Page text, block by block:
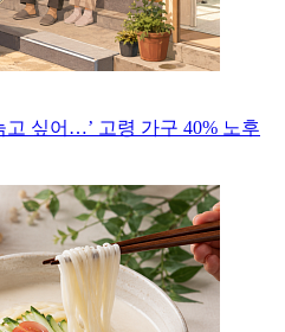
고 싶어…’ 고령 가구 40% 노후